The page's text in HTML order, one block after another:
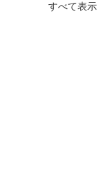
すべて表示